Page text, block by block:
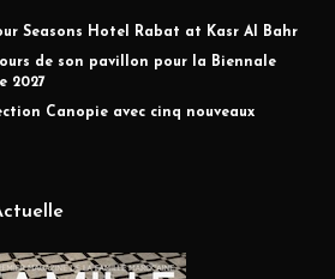
Seasons Hotel Rabat at Kasr Al Bahr
de son pavillon pour la Biennale
2027
Canopie avec cinq nouveaux